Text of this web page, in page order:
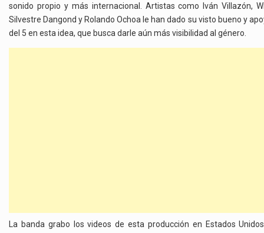
sonido propio y más internacional. Artistas como Iván Villazón,
Silvestre Dangond y Rolando Ochoa le han dado su visto bueno y
del 5 en esta idea, que busca darle aún más visibilidad al género.
La banda grabo los videos de esta producción en Estados